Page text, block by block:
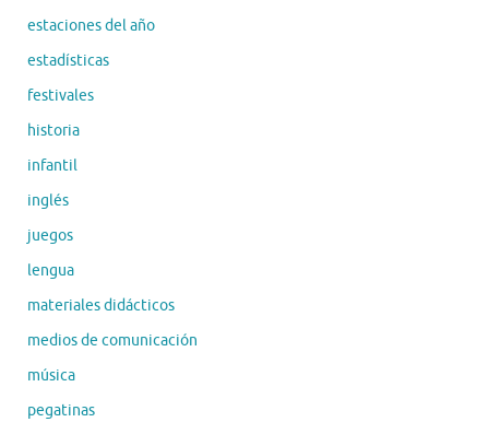
estaciones del año
estadísticas
festivales
historia
infantil
inglés
juegos
lengua
materiales didácticos
medios de comunicación
música
pegatinas